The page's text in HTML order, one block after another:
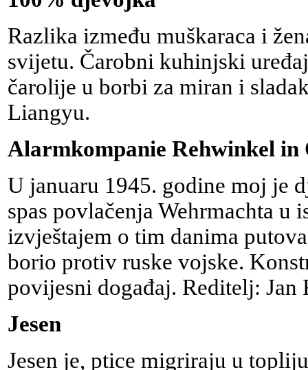
Razlika između muškaraca i
svijetu. Čarobni kuhinjski
čarolije u borbi za miran i
Liangyu.
Alarmkompanie Rehwinkel in
U januaru 1945. godine moj je
spas povlačenja Wehrmachta
izvještajem o tim danima
borio protiv ruske vojske.
povijesni događaj. Reditelj: Jan
Jesen
Jesen je, ptice migriraju u